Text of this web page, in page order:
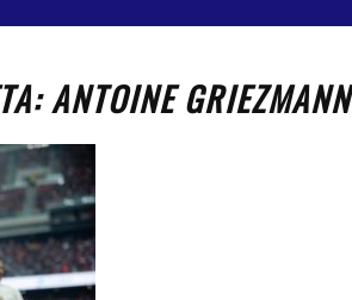
ANTOINE GRIEZMANN